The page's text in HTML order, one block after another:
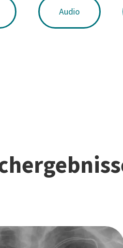
Audio